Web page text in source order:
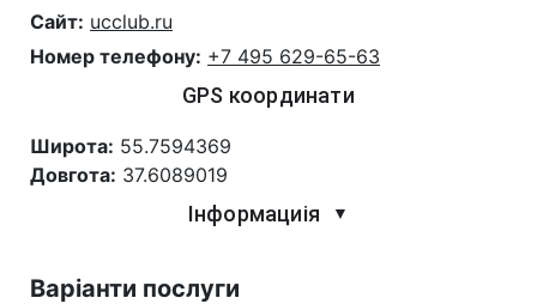
Сайт: ucclub.ru
Номер телефону: +7 495 629-65-63
GPS координати
Широта: 55.7594369
Довгота: 37.6089019
Інформациія ▼
Варіанти послуги